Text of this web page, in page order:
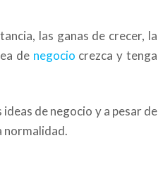
las ganas de crecer, la
de negocio crezca y tenga
de negocio y a pesar de
normalidad.